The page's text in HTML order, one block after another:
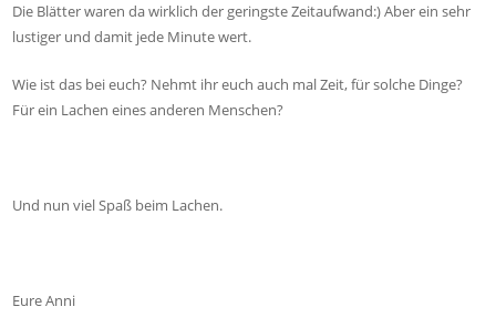
Die Blätter waren da wirklich der geringste Zeitaufwand:) Aber ein sehr
lustiger und damit jede Minute wert.
Wie ist das bei euch? Nehmt ihr euch auch mal Zeit, für solche Dinge?
Für ein Lachen eines anderen Menschen?
Und nun viel Spaß beim Lachen.
Eure Anni